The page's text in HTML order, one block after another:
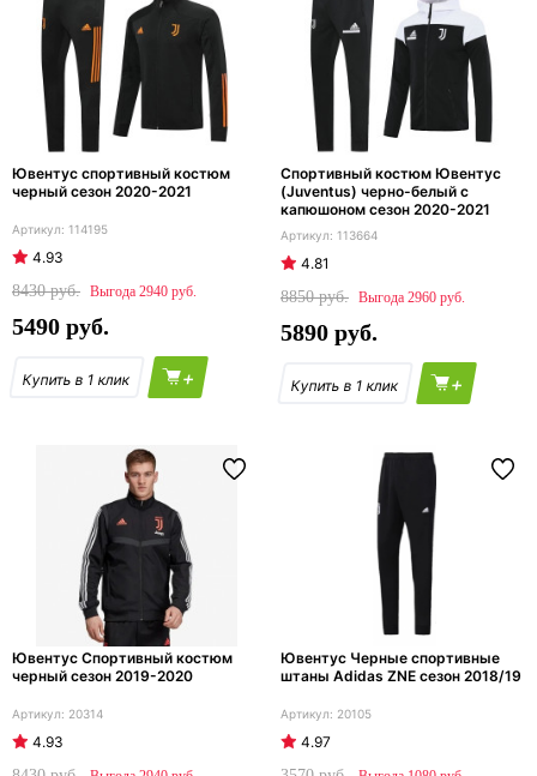
Ювентус спортивный костюм
черный сезон 2020-2021
114195
4.93
8430
2940
5490
+
Спортивный костюм Ювентус
(Juventus) черно-белый с
капюшоном сезон 2020-2021
113664
4.81
8850
2960
5890
+
Ювентус Спортивный костюм
черный сезон 2019-2020
20314
4.93
Ювентус Черные спортивные
штаны Adidas ZNE сезон 2018/19
20105
4.97